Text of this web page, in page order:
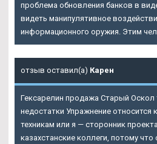
проблема обновления банков в
видеть манипулятивное
информационного оружия. Этим
отзыв оставил(а) Карен
Гексарелин продажа Старый Оскол
недостатки Упражнение относится
техникам или я — сторонник
казахстанские коллеги, потому